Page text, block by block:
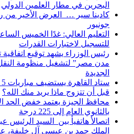
البحرين في مطار العلمين الدولي
كادينا سير … العرض الأخير من
جونيور
التعليم العالي: غدًا الخميس
للتسجيل لاختبارات القدرات
رئيس الوزراء يشهد توقيع
مدن مصر” لتشغيل منظومة النقل
الجديدة
ستاد القاهرة يستضيف مباريات 5 أندية في الدوري المصري
قبل أن تتزوج ماذا يريد منك الله؟
محافظ الجيزة يعتمد خفض الحد
بالثانوي العام إلى 225 درجة
اتصالأ هاتفيأ بين السيد الرئيس
الملك حمد بن عيسى آل خليفة،